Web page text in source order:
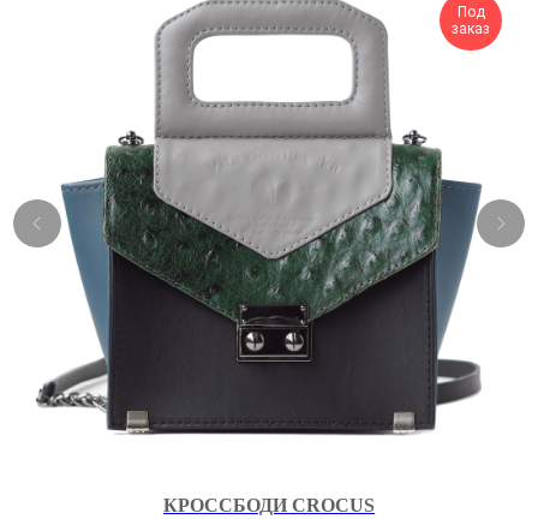
Под
заказ
КРОССБОДИ CROCUS